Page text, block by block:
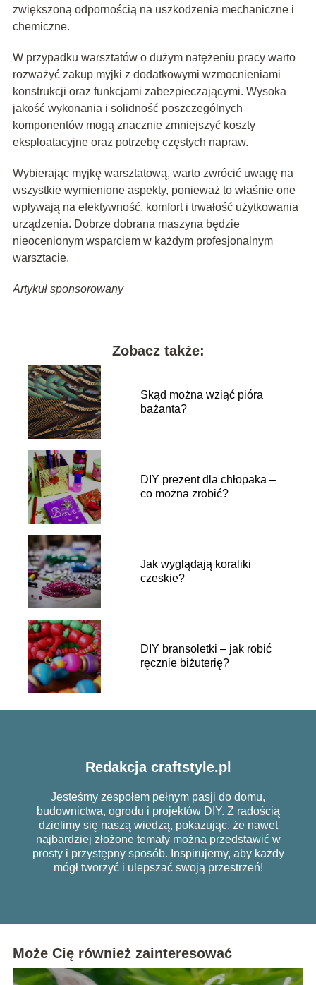
zwiększoną odpornością na uszkodzenia mechaniczne i
chemiczne.
W przypadku warsztatów o dużym natężeniu pracy warto
rozważyć zakup myjki z dodatkowymi wzmocnieniami
konstrukcji oraz funkcjami zabezpieczającymi. Wysoka
jakość wykonania i solidność poszczególnych
komponentów mogą znacznie zmniejszyć koszty
eksploatacyjne oraz potrzebę częstych napraw.
Wybierając myjkę warsztatową, warto zwrócić uwagę na
wszystkie wymienione aspekty, ponieważ to właśnie one
wpływają na efektywność, komfort i trwałość użytkowania
urządzenia. Dobrze dobrana maszyna będzie
nieocenionym wsparciem w każdym profesjonalnym
warsztacie.
Artykuł sponsorowany
Zobacz także:
Skąd można wziąć pióra
bażanta?
DIY prezent dla chłopaka –
co można zrobić?
Jak wyglądają koraliki
czeskie?
DIY bransoletki – jak robić
ręcznie biżuterię?
Redakcja craftstyle.pl
Jesteśmy zespołem pełnym pasji do domu,
budownictwa, ogrodu i projektów DIY. Z radością
dzielimy się naszą wiedzą, pokazując, że nawet
najbardziej złożone tematy można przedstawić w
prosty i przystępny sposób. Inspirujemy, aby każdy
mógł tworzyć i ulepszać swoją przestrzeń!
Może Cię również zainteresować